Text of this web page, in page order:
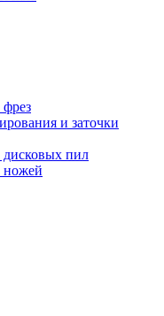
фрез
и заточки
дисковых пил
ножей